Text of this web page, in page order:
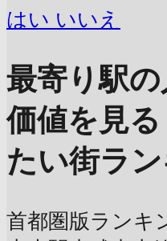
はい いいえ
最寄り駅
価値を見る
たい街ラ
首都圏版ランキ